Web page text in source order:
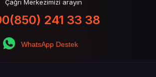
Çağrı Merkezimizi arayın
241 33 38
WhatsApp Destek